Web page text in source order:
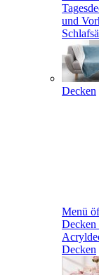
und
Decken
Menü
Decken
Decken